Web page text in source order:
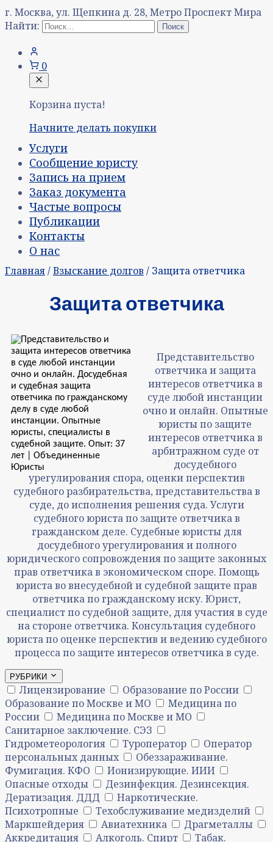
г. Москва, ул. Щепкина д. 28, Метро Проспект Мира
Найти:
0
Корзина пуста!
Начните делать покупки
Услуги
Сообщение юристу
Запись на прием
Заказ документа
Частые вопросы
Публикации
Контакты
О нас
Главная/Взыскание долгов / Защита ответчика
Защита ответчика
Представительство
ответчика и защита
интересов ответчика в
суде любой инстанции
очно и онлайн. Опытные
юристы по защите
интересов ответчика в
арбитражном суде от
досудебного
урегулирования спора, оценки перспектив
судебного разбирательства, представительства в
суде, до исполнения решения суда. Услуги
судебного юриста по защите ответчика в
гражданском деле. Судебные юристы для
досудебного урегулирования и полного
юридического сопровождения по защите законных
прав ответчика в экономическом споре. Помощь
юриста во внесудебной и судебной защите прав
ответчика по гражданскому иску. Юрист,
специалист по судебной защите, для участия в суде
на стороне ответчика. Консультация судебного
юриста по оценке перспектив и ведению судебного
процесса по защите интересов ответчика в суде.
РУБРИКИ
Лицензирование
Образование по России
Образование по Москве и МО
Медицина по
России
Медицина по Москве и МО
Санитарное заключение. СЭЗ
Гидрометеорология
Туроператор
Оператор
персональных данных
Обеззараживание.
Фумигация. КФО
Ионизирующие. ИИИ
Опасные отходы
Дезинфекция. Дезинсекция.
Дератизация. ДДД
Наркотические.
Психотропные
Техобслуживание медизделий
Маркшейдерия
Авиатехника
Драгметаллы
Аккредитация
Алкоголь. Спирт Табак.